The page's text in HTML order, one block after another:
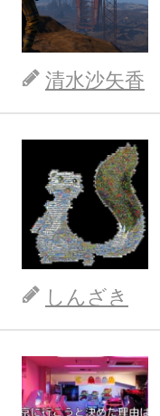
清水沙矢香
しんざき